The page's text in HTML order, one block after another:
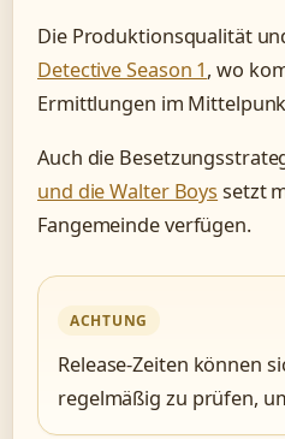
Die Produktionsqualität
Detective Season 1, wo
Ermittlungen im
Auch die
und die Walter Boys setzt
Fangemeinde verfügen.
ACHTUNG
Release-Zeiten können
regelmäßig zu prüfen,